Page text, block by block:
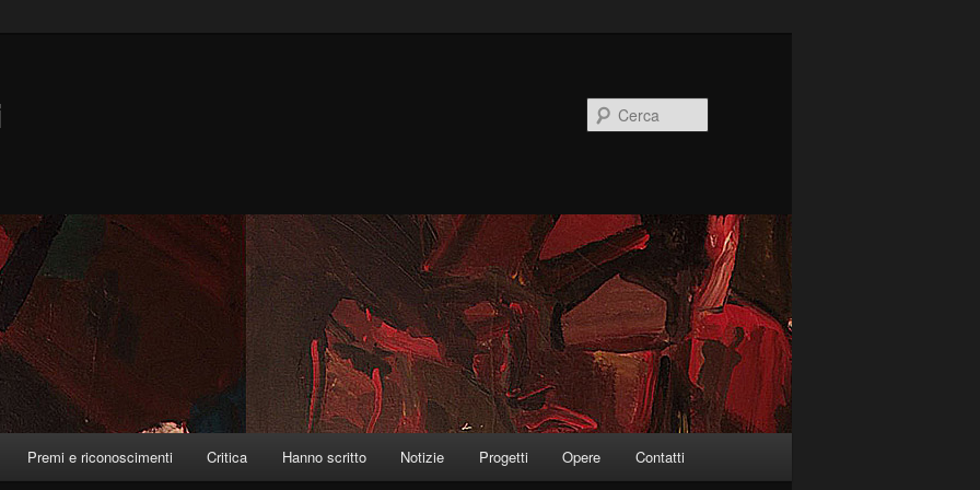
Premi e riconoscimenti Critica Hanno scritto Notizie Progetti Opere Contatti